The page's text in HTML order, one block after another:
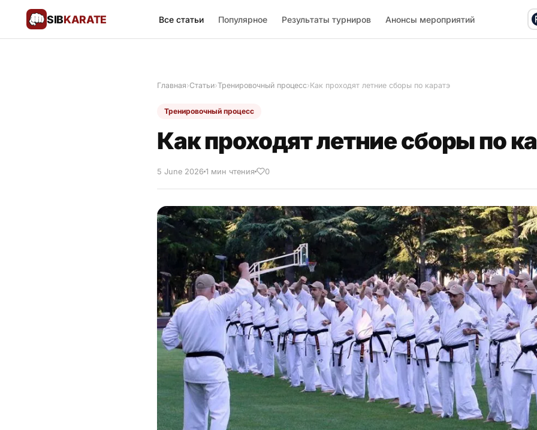
SIBKARATE Все статьи Популярное Результаты турниров Анонсы мероприятий
Главная›Статьи›Тренировочный процесс›Как проходят летние сборы по каратэ
Тренировочный процесс
Как проходят летние сборы по
5 June 2026 1 мин чтения 0